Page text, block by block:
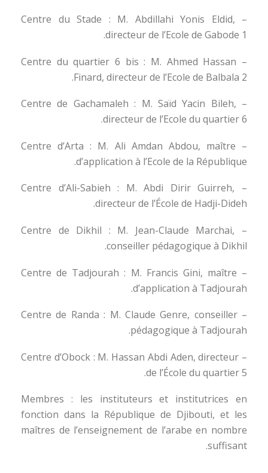
– Centre du Stade : M. Abdillahi Yonis Eldid,
directeur de l’Ecole de Gabode 1.
– Centre du quartier 6 bis : M. Ahmed Hassan
Finard, directeur de l’Ecole de Balbala 2.
– Centre de Gachamaleh : M. Saïd Yacin Bileh,
directeur de l’Ecole du quartier 6.
– Centre d’Arta : M. Ali Amdan Abdou, maître
d’application à l’Ecole de la République.
– Centre d’Ali-Sabieh : M. Abdi Dirir Guirreh,
directeur de l’École de Hadji-Dideh.
– Centre de Dikhil : M. Jean-Claude Marchai,
conseiller pédagogique à Dikhil.
– Centre de Tadjourah : M. Francis Gini, maître
d’application à Tadjourah.
– Centre de Randa : M. Claude Genre, conseiller
pédagogique à Tadjourah.
– Centre d’Obock : M. Hassan Abdi Aden, directeur
de l’École du quartier 5.
Membres : les instituteurs et institutrices en
fonction dans la République de Djibouti, et les
maîtres de l’enseignement de l’arabe en nombre
suffisant.